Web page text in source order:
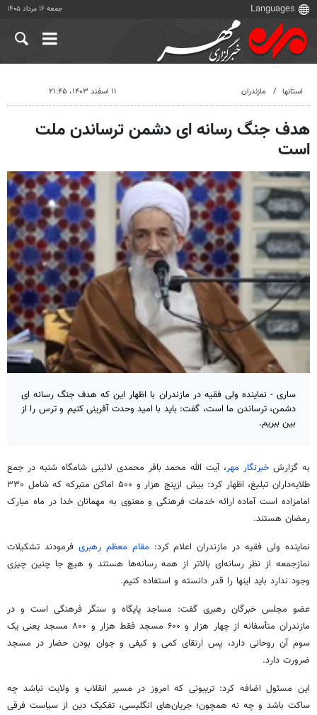
جمعه ۱۶ مرداد ۱۴۰۵
استانها مازندران ۱۱ اسفند ۱۴۰۳، ۲۱:۴۵
هدف جنگ رسانه ای دشمن ترساندن ملت
است
ساری - نماینده ولی فقیه در مازندران با اظهار این که هدف جنگ رسانه ای
دشمن، ترساندن ما است، گفت: باید با امید وحدت آفرینی کنیم و ترس را از
بین ببریم.
به گزارش خبرنگار مهر، آیت الله محمد باقر محمدی لائینی شامگاه شنبه در جمع
طلایه‌داران تبلیغ، اظهار کرد: بیش ازپنج
هزار و ۵۰۰ اماکن متبرکه که شامل ۳۳۰
امامزاده است آماده ارائه خدمات فرهنگی و معنوی به مهمانان خدا در ماه مبارک
رمضان هستند.
نماینده ولی فقیه در مازندران اعلام کرد: مقام معظم رهبری فرمودند تشکیلات
نمازجمعه از نظر رسانه‌ای بالاتر از همه رسانه‌ها هستند و هیچ جا چنین چیزی
وجود ندارد باید اینها را قدر دانسته و استفاده کنیم.
عضو مجلس خبرگان رهبری گفت: مساجد پایگاه و سنگر فرهنگی است و در
مازندران متأسفانه از چهار هزار و ۶۰۰ مسجد فقط هزار و ۸۰۰ مسجد یعنی یک
سوم آن روحانی دارد، پس ارتقای کمی و کیفی و جوان بودن حضار در مسجد
ضرورت دارد.
این مسئول اضافه کرد: تریبونی که امروز در مسیر انقلاب و ولایت نباشد چه
ساکت باشد و چه نه همچون؛ جریان‌های انگلیسی، تفکیک دین از سیاست فرقی